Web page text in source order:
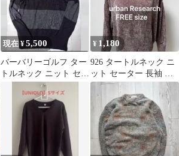
現在 ¥5,500
バーバリーゴルフ ター
トルネック ニット セー
ター ボーダー L ウール
¥ 1,180
926 タートルネック ニ
ット セーター 長袖 も
こもこ ブラウン系